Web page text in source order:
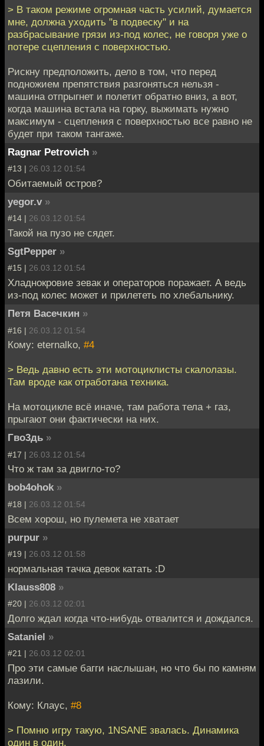
> В таком режиме огромная часть усилий, думается
мне, должна уходить "в подвеску" и на
разбрасывание грязи из-под колес, не говоря уже о
потере сцепления с поверхностью.
Рискну предположить, дело в том, что перед
подножием препятствия разгоняться нельзя -
машина отпрыгнет и полетит обратно вниз, а вот,
когда машина встала на горку, выжимать нужно
максимум - сцепления с поверхностью все равно не
будет при таком тангаже.
Ragnar Petrovich »
#13 | 26.03.12 01:54
Обитаемый остров?
yegor.v »
#14 | 26.03.12 01:54
Такой на пузо не сядет.
SgtPepper »
#15 | 26.03.12 01:54
Хладнокровие зевак и операторов поражает. А ведь
из-под колес может и прилететь по хлебальнику.
Петя Васечкин »
#16 | 26.03.12 01:54
Кому: eternalko, #4
> Ведь давно есть эти мотоциклисты скалолазы.
Там вроде как отработана техника.
На мотоцикле всё иначе, там работа тела + газ,
прыгают они фактически на них.
Гво3дь »
#17 | 26.03.12 01:54
Что ж там за двигло-то?
bob4ohok »
#18 | 26.03.12 01:54
Всем хорош, но пулемета не хватает
purpur »
#19 | 26.03.12 01:58
нормальная тачка девок катать :D
Klauss808 »
#20 | 26.03.12 02:01
Долго ждал когда что-нибудь отвалится и дождался.
Sataniel »
#21 | 26.03.12 02:01
Про эти самые багги наслышан, но что бы по камням
лазили.
Кому: Клаус, #8
> Помню игру такую, 1NSANE звалась. Динамика
один в один.